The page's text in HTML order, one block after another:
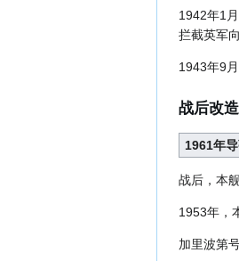
1942年1
拦截英军
1943年9
战后改造
1961年
战后，本
1953年，
加里波第